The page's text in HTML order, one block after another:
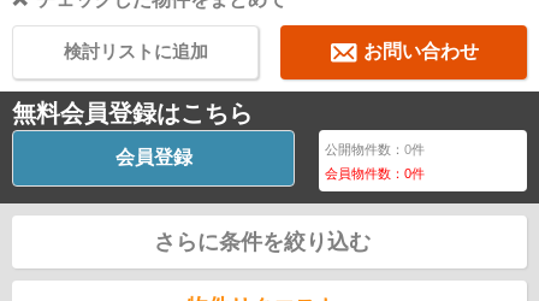
お問い合わせ
検討リストに追加
無料会員登録はこちら
会員登録 公開物件数：0件
会員物件数：0件
さらに条件を絞り込む